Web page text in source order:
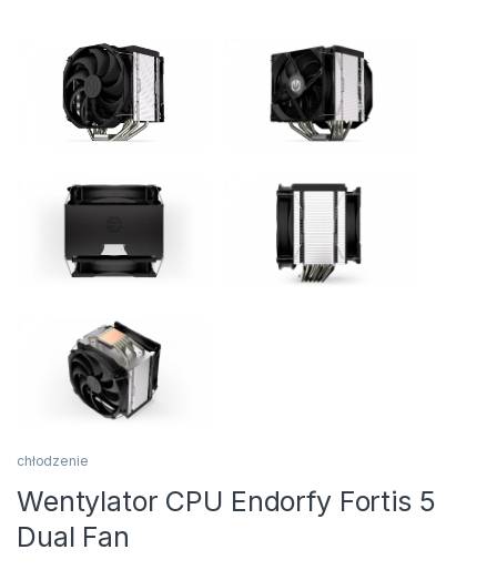
chłodzenie
Wentylator CPU Endorfy Fortis 5
Dual Fan